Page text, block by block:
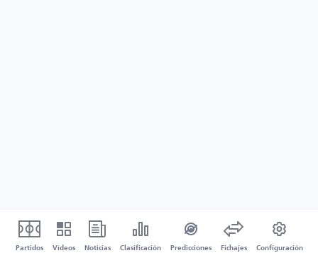
Partidos Vídeos Noticias Clasificación Predicciones Fichajes Configuración